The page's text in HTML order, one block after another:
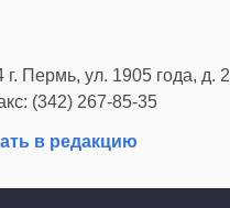
г. Пермь, ул. 1905 года, д. 2
(342) 267-85-35
в редакцию